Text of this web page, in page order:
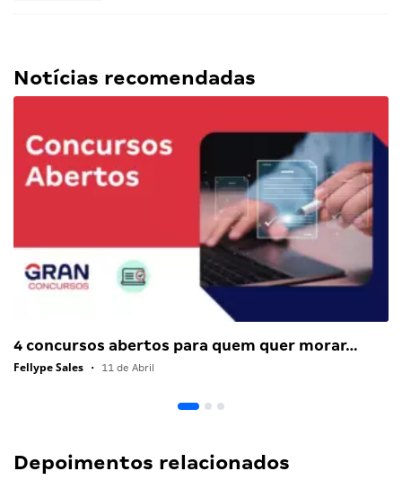
Notícias recomendadas
4 concursos abertos para quem quer morar…
Fellype Sales • 11 de Abril
Depoimentos relacionados